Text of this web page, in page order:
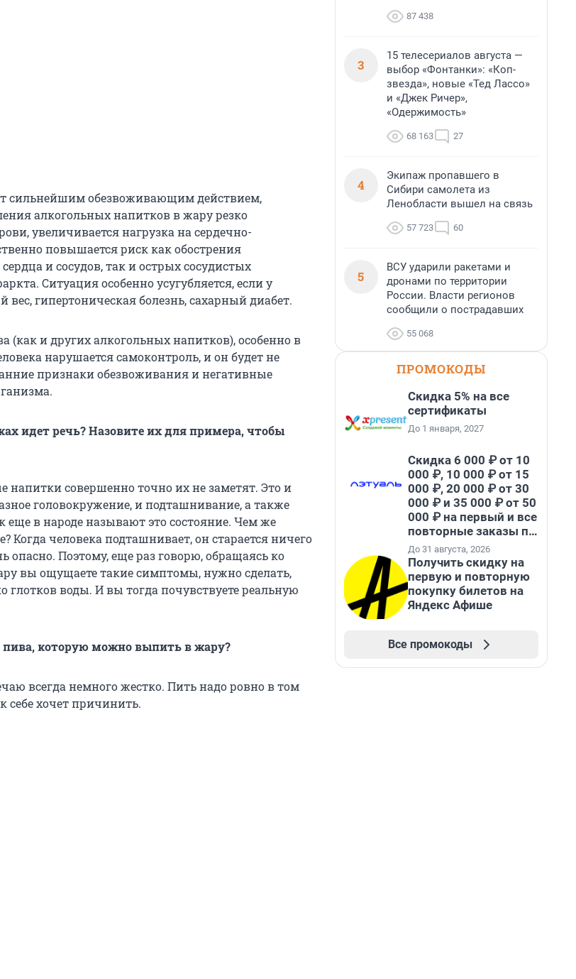
сильнейшим обезвоживающим действием,
алкогольных напитков в жару резко
увеличивается нагрузка на сердечно-
повышается риск как обострения
и сосудов, так и острых сосудистых
Ситуация особенно усугубляется, если у
гипертоническая болезнь, сахарный диабет.
(как и других алкогольных напитков), особенно в
нарушается самоконтроль, и он будет не
признаки обезвоживания и негативные
идет речь? Назовите их для примера, чтобы
совершенно точно их не заметят. Это и
головокружение, и подташнивание, а также
еще в народе называют это состояние. Чем же
Когда человека подташнивает, он старается ничего
опасно. Поэтому, еще раз говорю, обращаясь ко
вы ощущаете такие симптомы, нужно сделать,
глотков воды. И вы тогда почувствуете реальную
пива, которую можно выпить в жару?
всегда немного жестко. Пить надо ровно в том
себе хочет причинить.
87 438
3
15 телесериалов августа —
выбор «Фонтанки»: «Коп-
звезда», новые «Тед Лассо»
и «Джек Ричер»,
«Одержимость»
68 163 27
4
Экипаж пропавшего в
Сибири самолета из
Ленобласти вышел на связь
57 723 60
5
ВСУ ударили ракетами и
дронами по территории
России. Власти регионов
сообщили о пострадавших
55 068
ПРОМОКОДЫ
Скидка 5% на все
сертификаты
До 1 января, 2027
Скидка 6 000 ₽ от 10
000 ₽, 10 000 ₽ от 15
000 ₽, 20 000 ₽ от 30
000 ₽ и 35 000 ₽ от 50
000 ₽ на первый и все
повторные заказы по
промокоду НАБЕРИ
До 31 августа, 2026
Получить скидку на
первую и повторную
покупку билетов на
Яндекс Афише
Все промокоды